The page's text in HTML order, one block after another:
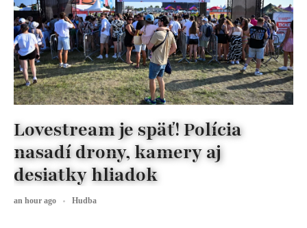
Lovestream je späť! Polícia
nasadí drony, kamery aj
desiatky hliadok
an hour ago Hudba